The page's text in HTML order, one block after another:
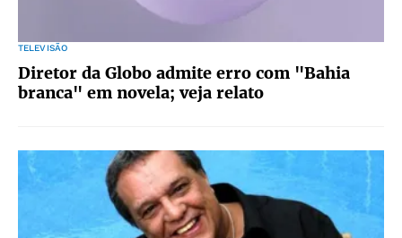
TELEVISÃO
Diretor da Globo admite erro com "Bahia
branca" em novela; veja relato